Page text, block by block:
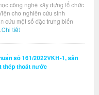
công nghệ xây dựng tổ chức
cho nghiên cứu sinh
cứu một số đặc trưng biến
Chi tiết
số 161/2022VKH-1, sản
thép thoát nước